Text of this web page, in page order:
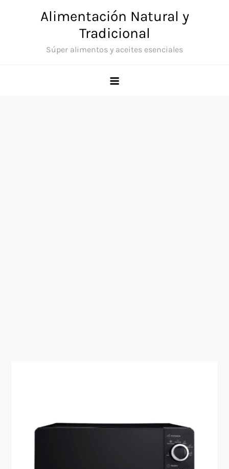
Alimentación Natural y
Tradicional
Súper alimentos y aceites esenciales